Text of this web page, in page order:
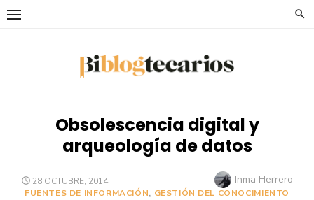
Saltar
Obsolescencia digital y
arqueología de datos
PUBLICADO
EL
28 OCTUBRE, 2014 Autor
Inma Herrero
FUENTES DE INFORMACIÓN, GESTIÓN DEL CONOCIMIENTO